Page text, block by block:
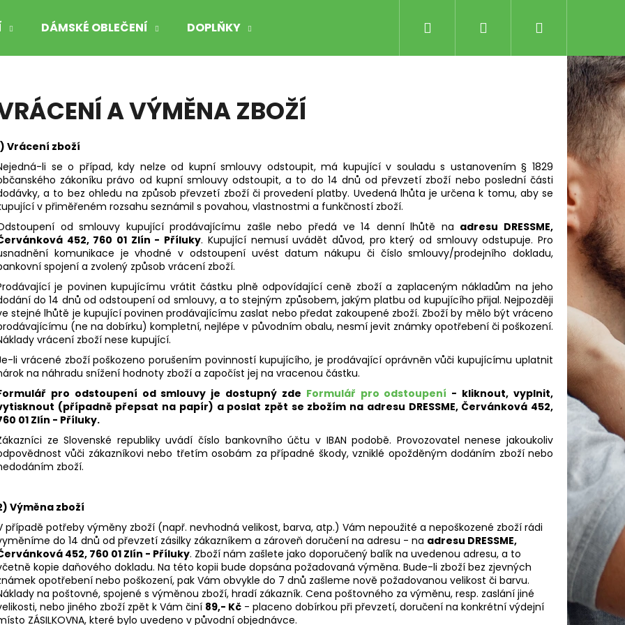
DÁMSKÉ OBLEČENÍ DOPLŇKY Přihlášení
košík
A VÝMĚNA ZBOŽÍ
Vrácení zboží
li se o případ, kdy nelze od kupní smlouvy odstoupit, má kupující v souladu s ustanovením § 1829
zákoníku právo od kupní smlouvy odstoupit, a to do 14 dnů od převzetí zboží nebo poslední části
a to bez ohledu na způsob převzetí zboží či provedení platby. Uvedená lhůta je určena k tomu, aby se
v přiměřeném rozsahu seznámil s povahou, vlastnostmi a funkčností zboží.
od smlouvy kupující prodávajícímu zašle nebo předá ve 14 denní lhůtě na adresu DRESSME,
452, 760 01 Zlín - Příluky. Kupující nemusí uvádět důvod, pro který od smlouvy odstupuje. Pro
komunikace je vhodné v odstoupení uvést datum nákupu či číslo smlouvy/prodejního dokladu,
spojení a zvolený způsob vrácení zboží.
je povinen kupujícímu vrátit částku plně odpovídající ceně zboží a zaplaceným nákladům na jeho
do 14 dnů od odstoupení od smlouvy, a to stejným způsobem, jakým platbu od kupujícího přijal. Nejpozději
stejné lhůtě je kupující povinen prodávajícímu zaslat nebo předat zakoupené zboží. Zboží by mělo být vráceno
(ne na dobírku) kompletní, nejlépe v původním obalu, nesmí jevit známky opotřebení či poškození.
vrácení zboží nese kupující.
li vrácené zboží poškozeno porušením povinností kupujícího, je prodávající oprávněn vůči kupujícímu uplatnit
na náhradu snížení hodnoty zboží a započíst jej na vracenou částku.
pro odstoupení od smlouvy je dostupný zde Formulář pro odstoupení - kliknout, vyplnit,
(případně přepsat na papír) a poslat zpět se zbožím na adresu DRESSME, Červánková 452,
01 Zlín - Příluky.
ze Slovenské republiky uvádí číslo bankovního účtu v IBAN podobě. Provozovatel nenese jakoukoliv
vůči zákazníkovi nebo třetím osobám za případné škody, vzniklé opožděným dodáním zboží nebo
zboží.
Výměna zboží
případě potřeby výměny zboží (např. nevhodná velikost, barva, atp.) Vám nepoužité a nepoškozené zboží rádi
do 14 dnů od převzetí zásilky zákazníkem a zároveň doručení na adresu - na adresu DRESSME,
452, 760 01 Zlín - Příluky. Zboží nám zašlete jako doporučený balík na uvedenou adresu, a to
kopie daňového dokladu. Na této kopii bude dopsána požadovaná výměna. Bude-li zboží bez zjevných
opotřebení nebo poškození, pak Vám obvykle do 7 dnů zašleme nově požadovanou velikost či barvu.
na poštovné, spojené s výměnou zboží, hradí zákazník. Cena poštovného za výměnu, resp. zaslání jiné
nebo jiného zboží zpět k Vám činí 89,- Kč - placeno dobírkou při převzetí, doručení na konkrétní výdejní
ZÁSILKOVNA, které bylo uvedeno v původní objednávce.
Doporučujeme
Následující
MTB ANGLE ČERVENO-ČERNÉ
Kč
449 Kč
FORCE MTB ANGLE RŮŽOVO-ČERNÉ
199 Kč
Původně: